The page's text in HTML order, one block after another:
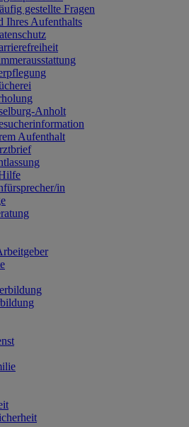
gestellte Fragen
Ihres Aufenthalts
Anholt
Aufenthalt
in